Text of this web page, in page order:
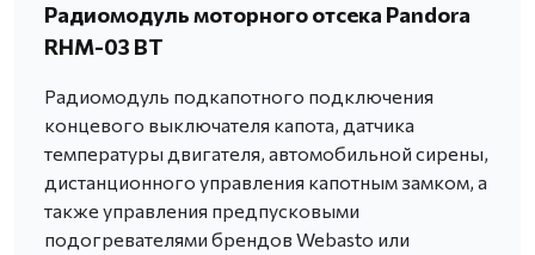
Радиомодуль моторного отсека Pandora
RHM-03 BT
Радиомодуль подкапотного подключения
концевого выключателя капота, датчика
температуры двигателя, автомобильной сирены,
дистанционного управления капотным замком, а
также управления предпусковыми
подогревателями брендов Webasto или